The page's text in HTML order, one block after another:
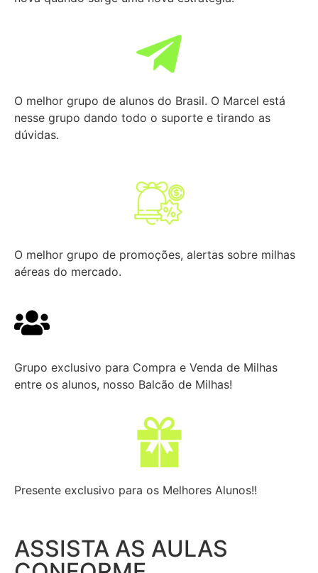
O melhor grupo de alunos do Brasil. O Marcel está
nesse grupo dando todo o suporte e tirando as
dúvidas.
O melhor grupo de promoções, alertas sobre milhas
aéreas do mercado.
Grupo exclusivo para Compra e Venda de Milhas
entre os alunos, nosso Balcão de Milhas!
Presente exclusivo para os Melhores Alunos!!
ASSISTA AS AULAS